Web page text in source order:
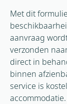
Met dit
aanvraag
verzonden
direct in
binnen
service is
accommodatie.